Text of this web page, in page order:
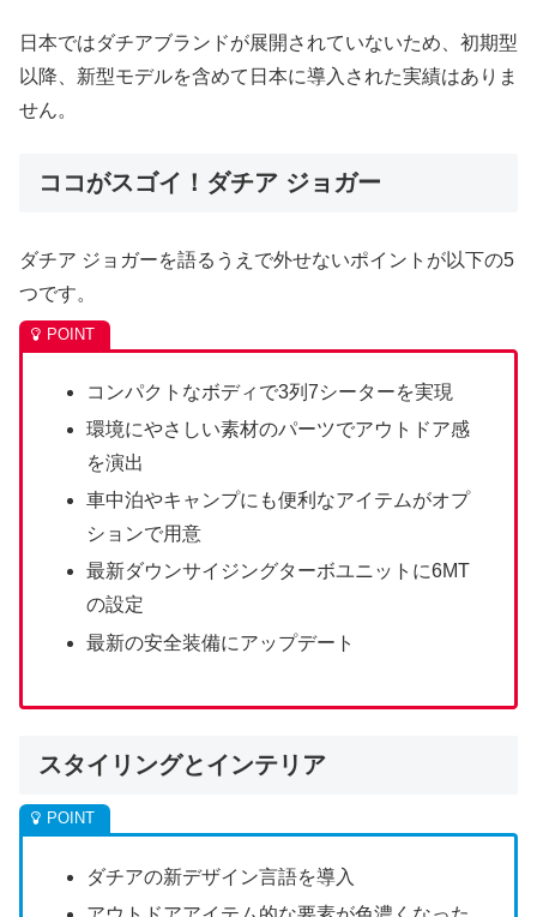
日本ではダチアブランドが展開されていないため、初期型
以降、新型モデルを含めて日本に導入された実績はありま
せん。
ココがスゴイ！ダチア ジョガー
ダチア ジョガーを語るうえで外せないポイントが以下の5
つです。
コンパクトなボディで3列7シーターを実現
環境にやさしい素材のパーツでアウトドア感
を演出
車中泊やキャンプにも便利なアイテムがオプ
ションで用意
最新ダウンサイジングターボユニットに6MT
の設定
最新の安全装備にアップデート
スタイリングとインテリア
ダチアの新デザイン言語を導入